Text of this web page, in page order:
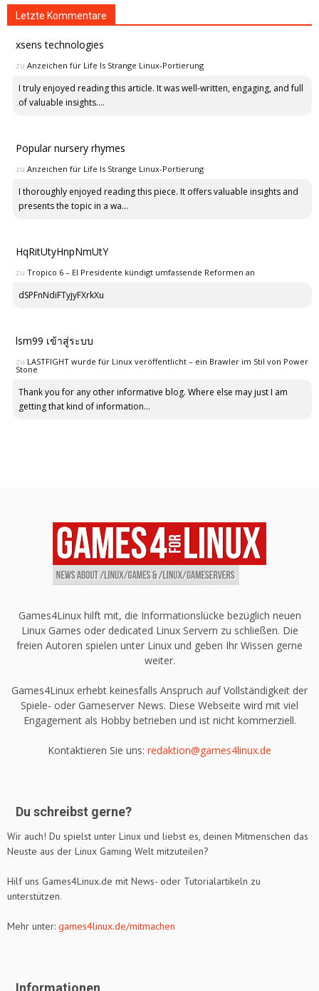
Letzte Kommentare
xsens technologies
zu Anzeichen für Life Is Strange Linux-Portierung
I truly enjoyed reading this article. It was well-written, engaging, and full
of valuable insights....
Popular nursery rhymes
zu Anzeichen für Life Is Strange Linux-Portierung
I thoroughly enjoyed reading this piece. It offers valuable insights and
presents the topic in a wa...
HqRitUtyHnpNmUtY
zu Tropico 6 – El Presidente kündigt umfassende Reformen an
dSPFnNdiFTyjyFXrkXu
lsm99 เข้าสู่ระบบ
zu LASTFIGHT wurde für Linux veröffentlicht – ein Brawler im Stil von Power
Stone
Thank you for any other informative blog. Where else may just I am
getting that kind of information...
Games4Linux hilft mit, die Informationslücke bezüglich neuen
Linux Games oder dedicated Linux Servern zu schließen. Die
freien Autoren spielen unter Linux und geben Ihr Wissen gerne
weiter.
Games4Linux erhebt keinesfalls Anspruch auf Vollständigkeit der
Spiele- oder Gameserver News. Diese Webseite wird mit viel
Engagement als Hobby betrieben und ist nicht kommerziell.
Kontaktieren Sie uns: redaktion@games4linux.de
Du schreibst gerne?
Wir auch! Du spielst unter Linux und liebst es, deinen Mitmenschen das
Neuste aus der Linux Gaming Welt mitzuteilen?
Hilf uns Games4Linux.de mit News- oder Tutorialartikeln zu
unterstützen.
Mehr unter: games4linux.de/mitmachen
Informationen